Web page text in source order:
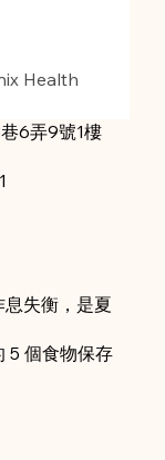
Health
6弄9號1樓
失衡，是夏
5 個食物保存